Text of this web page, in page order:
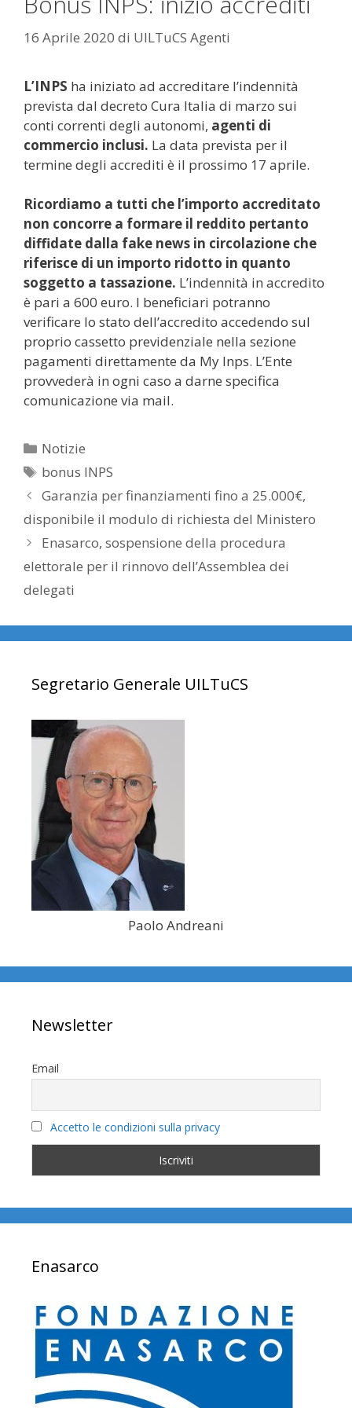
16 Aprile 2020 di UILTuCS Agenti
L’INPS ha iniziato ad accreditare l’indennità
prevista dal decreto Cura Italia di marzo sui
conti correnti degli autonomi, agenti di
commercio inclusi. La data prevista per il
termine degli accrediti è il prossimo 17 aprile.
Ricordiamo a tutti che l’importo accreditato
non concorre a formare il reddito pertanto
diffidate dalla fake news in circolazione che
riferisce di un importo ridotto in quanto
soggetto a tassazione. L’indennità in accredito
è pari a 600 euro. I beneficiari potranno
verificare lo stato dell’accredito accedendo sul
proprio cassetto previdenziale nella sezione
pagamenti direttamente da My Inps. L’Ente
provvederà in ogni caso a darne specifica
comunicazione via mail.
Categorie
Notizie
Tag
bonus INPS
Garanzia per finanziamenti fino a 25.000€,
disponibile il modulo di richiesta del Ministero
Enasarco, sospensione della procedura
elettorale per il rinnovo dell’Assemblea dei
delegati
Segretario Generale UILTuCS
Paolo Andreani
Newsletter
Email
Accetto le condizioni sulla privacy
Enasarco